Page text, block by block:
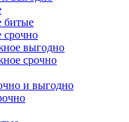
битые
срочно
выгодно
срочно
и выгодно